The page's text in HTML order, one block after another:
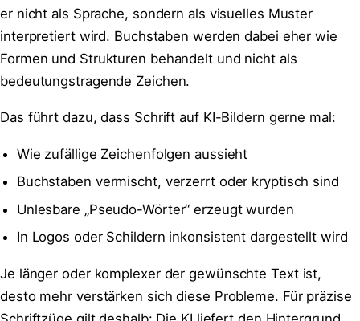
er nicht als Sprache, sondern als visuelles Muster
interpretiert wird. Buchstaben werden dabei eher wie
Formen und Strukturen behandelt und nicht als
bedeutungstragende Zeichen.
Das führt dazu, dass Schrift auf KI-Bildern gerne mal:
Wie zufällige Zeichenfolgen aussieht
Buchstaben vermischt, verzerrt oder kryptisch sind
Unlesbare „Pseudo-Wörter“ erzeugt wurden
In Logos oder Schildern inkonsistent dargestellt wird
Je länger oder komplexer der gewünschte Text ist,
desto mehr verstärken sich diese Probleme. Für präzise